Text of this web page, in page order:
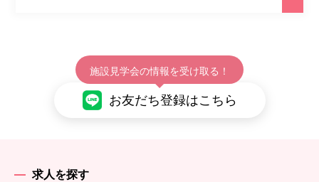
施設見学会の情報を受け取る！
お友だち登録はこちら
求人を探す